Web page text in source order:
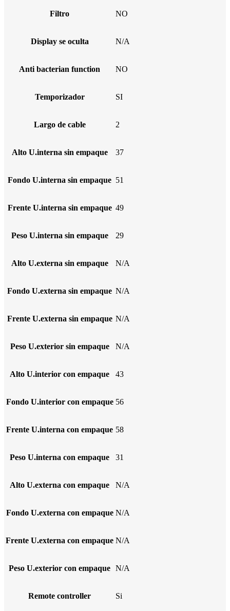
Filtro NO
Display se oculta N/A
Anti bacterian function NO
Temporizador SI
Largo de cable 2
Alto U.interna sin empaque 37
Fondo U.interna sin empaque 51
Frente U.interna sin empaque 49
Peso U.interna sin empaque 29
Alto U.externa sin empaque N/A
Fondo U.externa sin empaque N/A
Frente U.externa sin empaque N/A
Peso U.exterior sin empaque N/A
Alto U.interior con empaque 43
Fondo U.interior con empaque 56
Frente U.interna con empaque 58
Peso U.interna con empaque 31
Alto U.externa con empaque N/A
Fondo U.externa con empaque N/A
Frente U.externa con empaque N/A
Peso U.exterior con empaque N/A
Remote controller Si